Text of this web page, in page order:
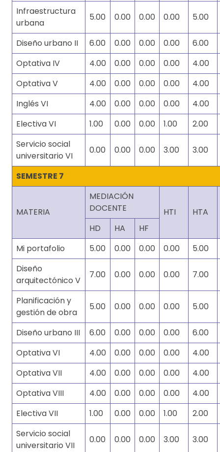
Infraestructura
urbana
5.00 0.00 0.00 0.00 5.00
Diseño urbano II 6.00 0.00 0.00 0.00
6.00
Optativa IV
4.00 0.00 0.00 0.00
4.00
Optativa V
4.00 0.00 0.00 0.00
4.00
Inglés VI
4.00 0.00 0.00 0.00
4.00
Electiva VI
1.00 0.00 0.00 1.00
2.00
Servicio social
universitario VI
0.00 0.00 0.00 3.00 3.00
SEMESTRE 7
MATERIA
MEDIACIÓN
DOCENTE
HTI
HTA
HD
HA
HF
Mi portafolio
5.00 0.00 0.00 0.00
5.00
Diseño
arquitectónico V
7.00 0.00 0.00 0.00 7.00
Planificación y
gestión de obra
5.00 0.00 0.00 0.00 5.00
Diseño urbano III 6.00 0.00 0.00 0.00
6.00
Optativa VI
4.00 0.00 0.00 0.00
4.00
Optativa VII
4.00 0.00 0.00 0.00
4.00
Optativa VIII
4.00 0.00 0.00 0.00
4.00
Electiva VII
1.00 0.00 0.00 1.00
2.00
Servicio social
universitario VII
0.00 0.00 0.00 3.00 3.00